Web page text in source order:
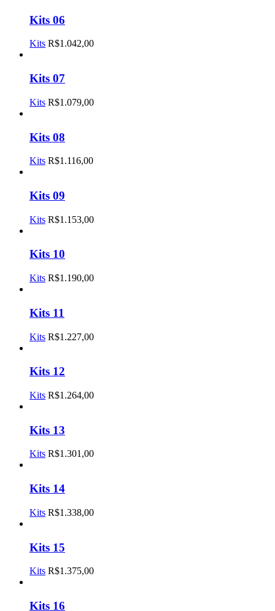
Kits 06
Kits R$1.042,00
Kits 07
Kits R$1.079,00
Kits 08
Kits R$1.116,00
Kits 09
Kits R$1.153,00
Kits 10
Kits R$1.190,00
Kits 11
Kits R$1.227,00
Kits 12
Kits R$1.264,00
Kits 13
Kits R$1.301,00
Kits 14
Kits R$1.338,00
Kits 15
Kits R$1.375,00
Kits 16